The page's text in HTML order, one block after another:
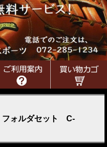
ォルダセット C-